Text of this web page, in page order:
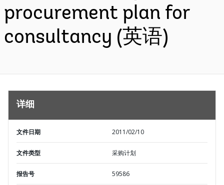
procurement plan for
consultancy (英语)
详细
文件日期 2011/02/10
文件类型 采购计划
报告号 59586